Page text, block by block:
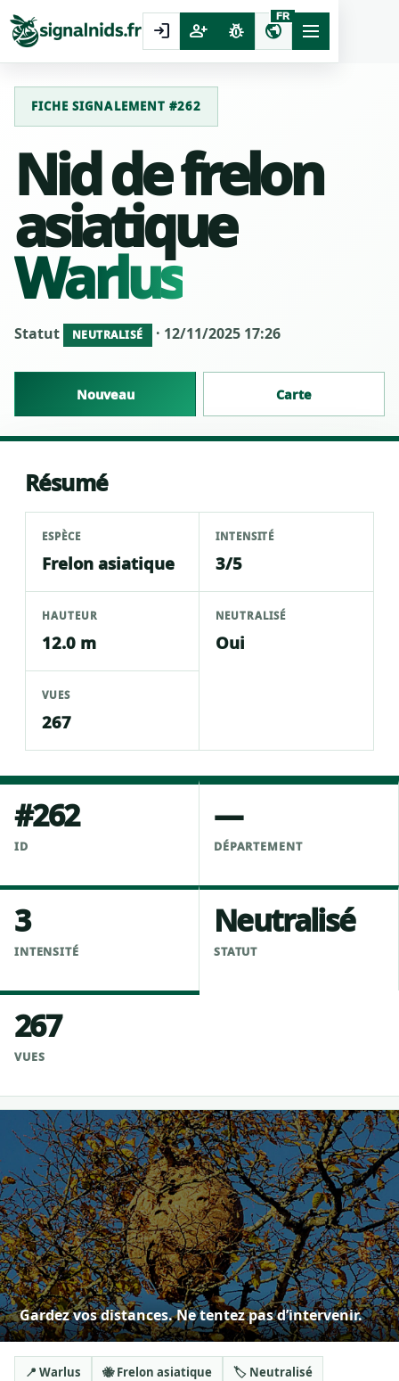
login person_add pest_control public
FR
FICHE SIGNALEMENT #262
Nid de frelon
asiatique
Warlus
Statut NEUTRALISÉ · 12/11/2025 17:26
Nouveau Carte
Résumé
ESPÈCE
Frelon asiatique
INTENSITÉ
3/5
HAUTEUR
12.0 m
NEUTRALISÉ
Oui
VUES
267
#262
ID
—
DÉPARTEMENT
3
INTENSITÉ
Neutralisé
STATUT
267
VUES
Gardez vos distances. Ne tentez pas d’intervenir.
📍 Warlus 🐝 Frelon asiatique 🏷️ Neutralisé